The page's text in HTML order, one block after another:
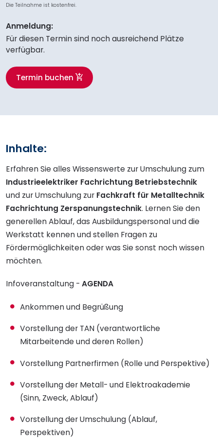
Die Teilnahme ist kostenfrei.
Anmeldung:
Für diesen Termin sind noch ausreichend Plätze
verfügbar.
Termin buchen
Inhalte:
Erfahren Sie alles Wissenswerte zur Umschulung zum
Industrieelektriker Fachrichtung Betriebstechnik
und zur Umschulung zur Fachkraft für Metalltechnik
Fachrichtung Zerspanungstechnik. Lernen Sie den
generellen Ablauf, das Ausbildungspersonal und die
Werkstatt kennen und stellen Fragen zu
Fördermöglichkeiten oder was Sie sonst noch wissen
möchten.
Infoveranstaltung - AGENDA
Ankommen und Begrüßung
Vorstellung der TAN (verantwortliche
Mitarbeitende und deren Rollen)
Vorstellung Partnerfirmen (Rolle und Perspektive)
Vorstellung der Metall- und Elektroakademie
(Sinn, Zweck, Ablauf)
Vorstellung der Umschulung (Ablauf,
Perspektiven)